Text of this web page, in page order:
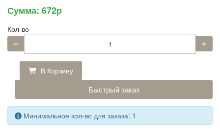
Сумма: 672р
Кол-во
В Корзину
Быстрый заказ
Минимальное кол-во для заказа: 1